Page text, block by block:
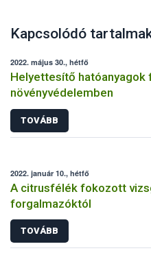
Kapcsolódó
2022. május 30., hétfő
Helyettesítő hatóanyagok
növényvédelemben
TOVÁBB
2022. január 10., hétfő
A citrusfélék fokozott
forgalmazóktól
TOVÁBB